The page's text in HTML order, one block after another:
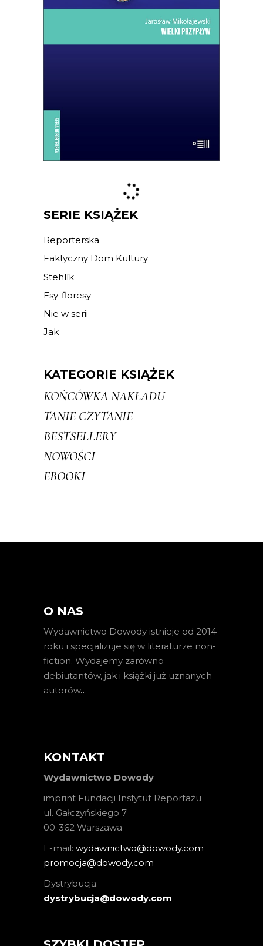
przedsionka Ziemi Obiecanej
uchodźców. Lampedusa jest kroplą:
SERIE KSIĄŻEK
Reporterska
Faktyczny Dom Kultury
Stehlík
Esy-floresy
Nie w serii
Jak
KATEGORIE KSIĄŻEK
KOŃCÓWKA NAKŁADU
TANIE CZYTANIE
BESTSELLERY
NOWOŚCI
EBOOKI
O NAS
Wydawnictwo Dowody istnieje od 2014
roku i specjalizuje się w literaturze non-
fiction. Wydajemy zarówno
debiutantów, jak i książki już uznanych
autorów…
KONTAKT
Wydawnictwo Dowody
imprint Fundacji Instytut Reportażu
ul. Gałczyńskiego 7
00-362 Warszawa
E-mail: wydawnictwo@dowody.com
promocja@dowody.com
Dystrybucja:
dystrybucja@dowody.com